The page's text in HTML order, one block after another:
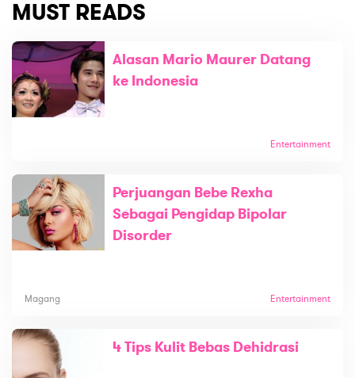
MUST READS
Alasan Mario Maurer Datang
ke Indonesia
Entertainment
Perjuangan Bebe Rexha
Sebagai Pengidap Bipolar
Disorder
Magang Entertainment
4 Tips Kulit Bebas Dehidrasi